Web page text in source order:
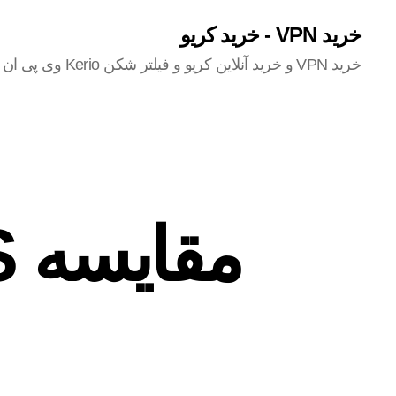
خرید VPN - خرید کریو
خرید VPN و خرید آنلاین کریو و فیلتر شکن Kerio وی پی ان در این سایت